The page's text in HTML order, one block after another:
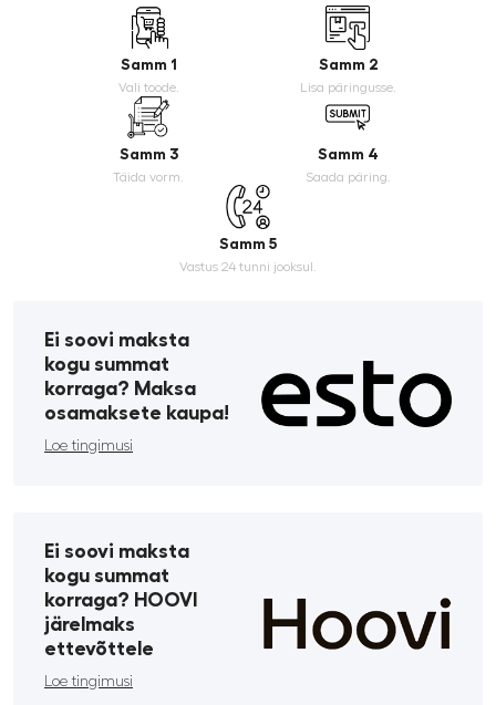
Samm 1
Vali toode.
Samm 2
Lisa päringusse.
Samm 3
Täida vorm.
Samm 4
Saada päring.
Samm 5
Vastus 24 tunni jooksul.
Ei soovi maksta
kogu summat
korraga? Maksa
osamaksete kaupa!
Loe tingimusi
Ei soovi maksta
kogu summat
korraga? HOOVI
järelmaks
ettevõttele
Loe tingimusi